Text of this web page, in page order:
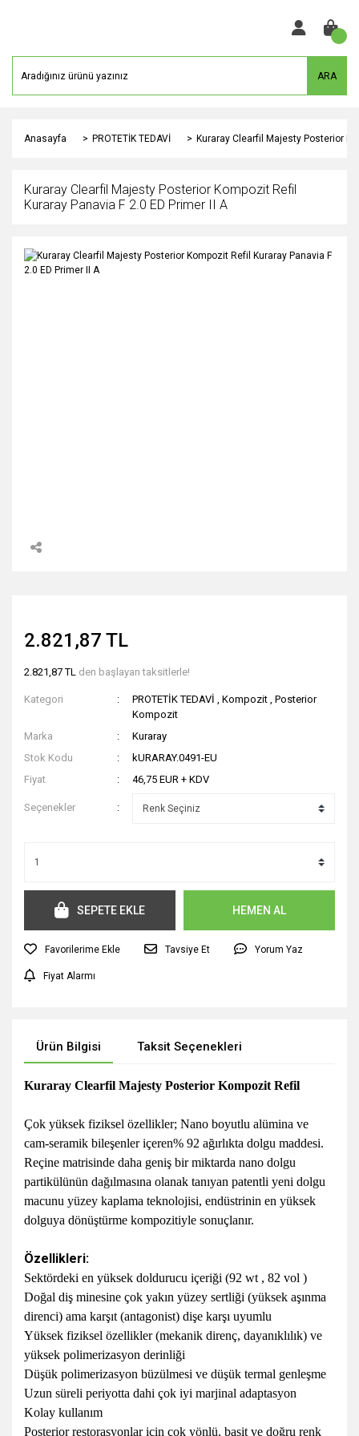
ARA
Anasayfa PROTETİK TEDAVİ Kuraray Clearfil Majesty Posterior
Kuraray Clearfil Majesty Posterior Kompozit Refil
Kuraray Panavia F 2.0 ED Primer II A
2.821,87 TL
2.821,87 TL den başlayan taksitlerle!
Kategori PROTETİK TEDAVİ ,Kompozit ,Posterior
Kompozit
Marka
Kuraray
Stok Kodu
kURARAY.0491-EU
Fiyat
46,75 EUR + KDV
Seçenekler
SEPETE EKLE HEMEN AL
Tavsiye Et Yorum Yaz
Fiyat Alarmı
Ürün Bilgisi Taksit Seçenekleri
Kuraray Clearfil Majesty Posterior Kompozit Refil
Çok yüksek fiziksel özellikler; Nano boyutlu alümina ve
cam-seramik bileşenler içeren% 92 ağırlıkta dolgu maddesi.
Reçine matrisinde daha geniş bir miktarda nano dolgu
partikülünün dağılmasına olanak tanıyan patentli yeni dolgu
macunu yüzey kaplama teknolojisi, endüstrinin en yüksek
dolguya dönüştürme kompozitiyle sonuçlanır.
Özellikleri:
Sektördeki en yüksek doldurucu içeriği (92 wt , 82 vol )
Doğal diş minesine çok yakın yüzey sertliği (yüksek aşınma
direnci) ama karşıt (antagonist) dişe karşı uyumlu
Yüksek fiziksel özellikler (mekanik direnç, dayanıklılık) ve
yüksek polimerizasyon derinliği
Düşük polimerizasyon büzülmesi ve düşük termal genleşme
Uzun süreli periyotta dahi çok iyi marjinal adaptasyon
Kolay kullanım
Posterior restorasyonlar için çok yönlü, basit ve doğru renk